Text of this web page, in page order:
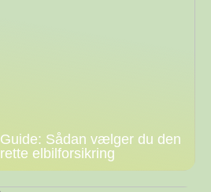
Guide: Sådan vælger du den
rette elbilforsikring